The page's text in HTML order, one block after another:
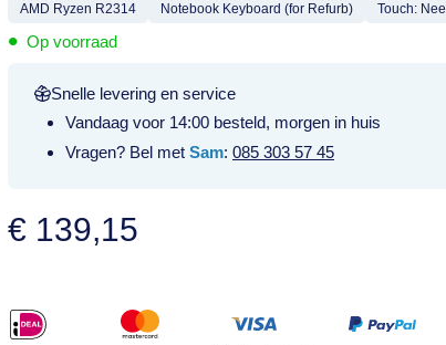
AMD Ryzen R2314 Notebook Keyboard (for Refurb) Touch: Nee
• Op voorraad
Snelle levering en service
Vandaag voor 14:00 besteld, morgen in huis
Vragen? Bel met Sam: 085 303 57 45
€ 139,15